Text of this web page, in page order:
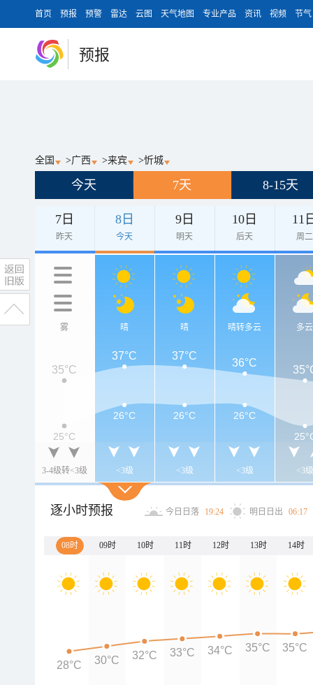
首页 预报 预警 雷达 云图 天气地图 专业产品 资讯 视频 节气
预报
全国 >广西 >来宾 >忻城
今天 7天 8-15天
7日
昨天
8日
今天
9日
明天
10日
后天
11
周二
雾
3-4级转<3级
晴
<3级
晴
<3级
晴转多云
<3级
多云
<3级
35°C
37°C 37°C
36°C
25°C
26°C 26°C
26°C
逐小时预报 今日日落 19:24 明日日出 06:17
08时 09时 10时 11时 12时 13时 14时
28°C 30°C 32°C 33°C 34°C 35°C 35°C